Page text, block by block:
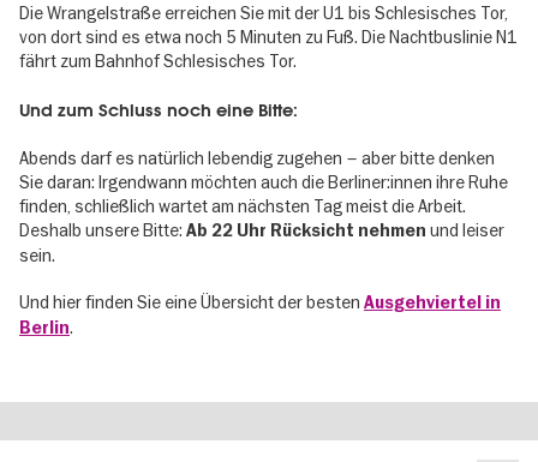
Die Wrangelstraße erreichen Sie mit der U1 bis Schlesisches Tor,
von dort sind es etwa noch 5 Minuten zu Fuß. Die Nachtbuslinie N1
fährt zum Bahnhof Schlesisches Tor.
Und zum Schluss noch eine Bitte:
Abends darf es natürlich lebendig zugehen – aber bitte denken
Sie daran: Irgendwann möchten auch die Berliner:innen ihre Ruhe
finden, schließlich wartet am nächsten Tag meist die Arbeit.
Deshalb unsere Bitte: Ab 22 Uhr Rücksicht nehmen und leiser
sein.
Und hier finden Sie eine Übersicht der besten Ausgehviertel in
Berlin.